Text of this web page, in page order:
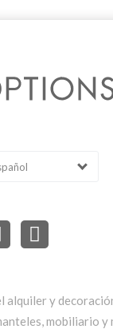
alquiler y
mobiliario